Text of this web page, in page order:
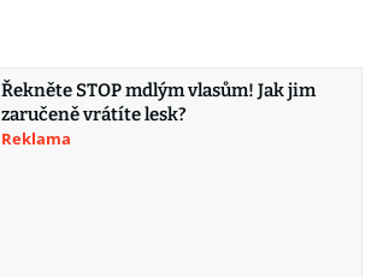
Řekněte STOP mdlým vlasům! Jak jim
zaručeně vrátíte lesk?
Reklama